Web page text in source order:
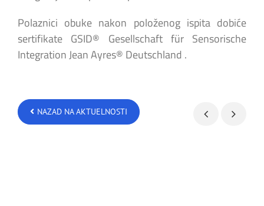
Polaznici obuke nakon položenog ispita dobiće
sertifikate GSID® Gesellschaft für Sensorische
Integration Jean Ayres® Deutschland .
NAZAD NA AKTUELNOSTI